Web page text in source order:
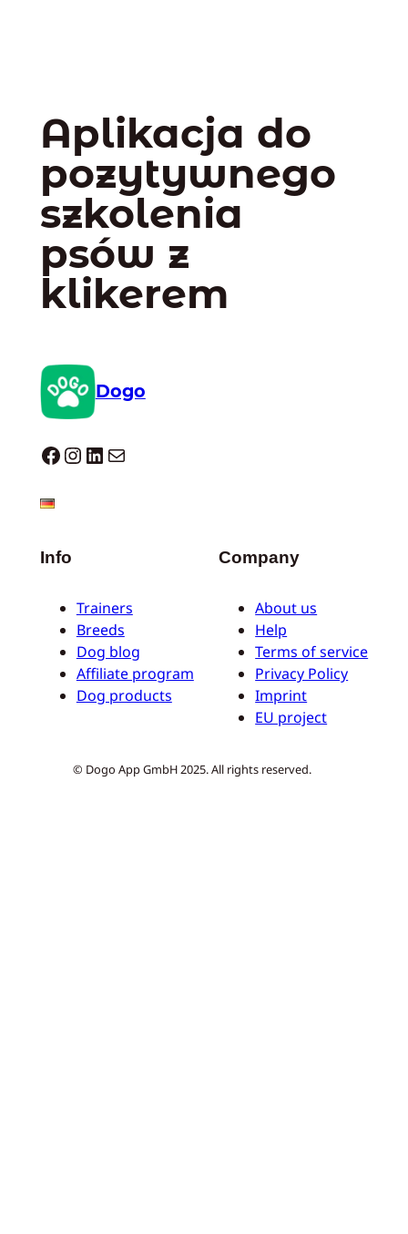
Aplikacja do
pozytywnego
szkolenia
psów z
klikerem
Dogo
Dogo facebook InstagramLinkedIn Mail
Info
Trainers
Breeds
Dog blog
Affiliate program
Dog products
Company
About us
Help
Terms of service
Privacy Policy
Imprint
EU project
© Dogo App GmbH 2025. All rights reserved.